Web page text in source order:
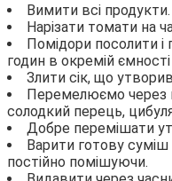
Вимити всі продукти.
Нарізати томати на
Помідори посолити
годин в окремій
Злити сік, що
Перемелюємо через
солодкий перець,
Добре перемішати
Варити готову суміш
постійно помішуючи.